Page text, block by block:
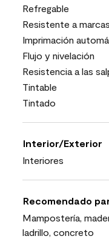
Refregable
Resistente a marcas
Imprimación
Flujo y nivelación
Resistencia a las
Tintable
Tintado
Interior/Exterior
Interiores
Recomendado
Mampostería,
ladrillo, concreto